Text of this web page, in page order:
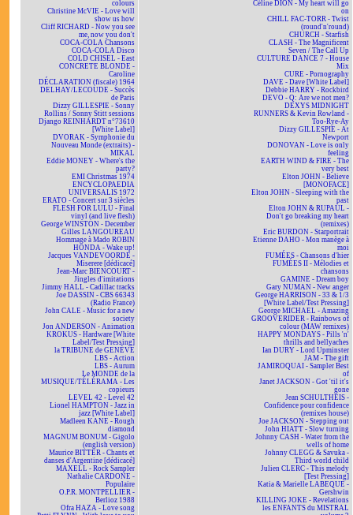
colours
Christine McVIE - Love will
show us how
Cliff RICHARD - Now you see
me, now you don't
COCA-COLA Chansons
COCA-COLA Disco
COLD CHISEL - East
CONCRETE BLONDE -
Caroline
DÉCLARATION (fiscale) 1964
DELHAY/LECOUDE - Succès
de Paris
Dizzy GILLESPIE - Sonny
Rollins / Sonny Stitt sessions
Django REINHARDT n°73610
[White Label]
DVORAK - Symphonie du
Nouveau Monde (extraits) -
MIKAL
Eddie MONEY - Where's the
party?
EMI Christmas 1974
ENCYCLOPAEDIA
UNIVERSALIS 1972
ERATO - Concert sur 3 siècles
FLESH FOR LULU - Final
vinyl (and live flesh)
George WINSTON - December
Gilles LANGOUREAU
Hommage à Mado ROBIN
HONDA - Wake up!
Jacques VANDEVOORDE -
Miserere [dédicacé]
Jean-Marc BIENCOURT -
Jingles d'imitations
Jimmy HALL - Cadillac tracks
Joe DASSIN - CBS 66343
(Radio France)
John CALE - Music for a new
society
Jon ANDERSON - Animation
KROKUS - Hardware [White
Label/Test Pressing]
la TRIBUNE de GENÈVE
LBS - Action
LBS - Aurum
Le MONDE de la
MUSIQUE/TÉLÉRAMA - Les
copieurs
LEVEL 42 - Level 42
Lionel HAMPTON - Jazz in
jazz [White Label]
Madleen KANE - Rough
diamond
MAGNUM BONUM - Gigolo
(english version)
Maurice BITTER - Chants et
danses d'Argentine [dédicacé]
MAXELL - Rock Sampler
Nathalie CARDONE -
Populaire
O.P.R. MONTPELLIER -
Berlioz 1988
Ofra HAZA - Love song
Céline DION - My heart will go
on
CHILL FAC-TORR - Twist
(round'n'round)
CHURCH - Starfish
CLASH - The Magnificent
Seven / The Call Up
CULTURE DANCE 7 - House
Mix
CURE - Pornography
DAVE - Dave [White Label]
Debbie HARRY - Rockbird
DEVO - Q: Are we not men?
DEXYS MIDNIGHT
RUNNERS & Kevin Rowland -
Too-Rye-Ay
Dizzy GILLESPIE - At
Newport
DONOVAN - Love is only
feeling
EARTH WIND & FIRE - The
very best
Elton JOHN - Believe
[MONOFACE]
Elton JOHN - Sleeping with the
past
Elton JOHN & RUPAUL -
Don't go breaking my heart
(remixes)
Eric BURDON - Starportrait
Etienne DAHO - Mon manège à
moi
FUMÉES - Chansons d'hier
FUMÉES II - Mélodies et
chansons
GAMINE - Dream boy
Gary NUMAN - New anger
George HARRISON - 33 & 1/3
[White Label/Test Pressing]
George MICHAEL - Amazing
GROOVERIDER - Rainbows of
colour (MAW remixes)
HAPPY MONDAYS - Pills 'n'
thrills and bellyaches
Ian DURY - Lord Upminster
JAM - The gift
JAMIROQUAI - Sampler Best
of
Janet JACKSON - Got 'til it's
gone
Jean SCHULTHEIS -
Confidence pour confidence
(remixes house)
Joe JACKSON - Stepping out
John HIATT - Slow turning
Johnny CASH - Water from the
wells of home
Johnny CLEGG & Savuka -
Third world child
Julien CLERC - This melody
[Test Pressing]
Katia & Marielle LABEQUE -
Gershwin
KILLING JOKE - Revelations
les ENFANTS du MISTRAL